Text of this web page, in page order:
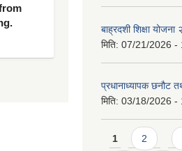
बाह्रदशी शिक्षा योजना
मिति: 07/21/2026 -
प्रधानाध्यापक छनौट
मिति: 03/18/2026 -
Pages
1 2